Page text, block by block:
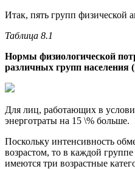
Итак, пять групп физической
Таблица 8.1
Нормы физиологической
различных групп населения
Для лиц, работающих в
энерготраты на 15 \% больше.
Поскольку интенсивность
возрастом, то в каждой
имеются три возрастные